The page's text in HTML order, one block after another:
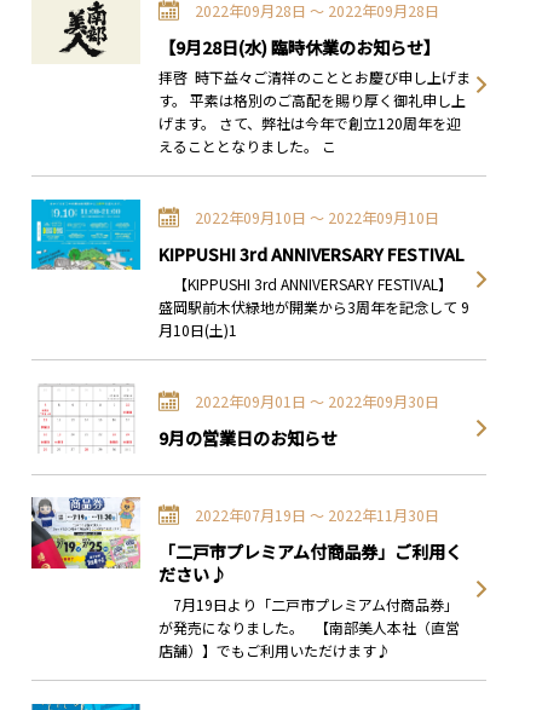
2022年09月28日 〜 2022年09月28日
【9月28日(水) 臨時休業のお知らせ】
拝啓 時下益々ご清祥のこととお慶び申し上げま
す。 平素は格別のご高配を賜り厚く御礼申し上
げます。 さて、弊社は今年で創立120周年を迎
えることとなりました。 こ
2022年09月10日 〜 2022年09月10日
KIPPUSHI 3rd ANNIVERSARY FESTIVAL
【KIPPUSHI 3rd ANNIVERSARY FESTIVAL】
盛岡駅前木伏緑地が開業から3周年を記念して 9
月10日(土)1
2022年09月01日 〜 2022年09月30日
9月の営業日のお知らせ
2022年07月19日 〜 2022年11月30日
「二戸市プレミアム付商品券」ご利用く
ださい♪
7月19日より「二戸市プレミアム付商品券」
が発売になりました。 【南部美人本社（直営
店舗）】でもご利用いただけます♪